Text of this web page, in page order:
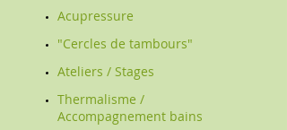
Acupressure
"Cercles de tambours"
Ateliers / Stages
Thermalisme /
Accompagnement bains